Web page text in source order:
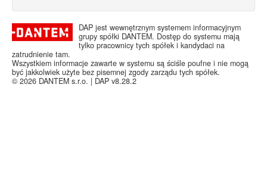
DAP jest wewnętrznym systemem informacyjnym
grupy spółki DANTEM. Dostęp do systemu mają
tylko pracownicy tych spółek i kandydaci na
zatrudnienie tam.
Wszystkiem informacje zawarte w systemu są ściśle poufne i nie mogą
być jakkolwiek użyte bez pisemnej zgody zarządu tych spółek.
© 2026 DANTEM s.r.o. | DAP v8.28.2